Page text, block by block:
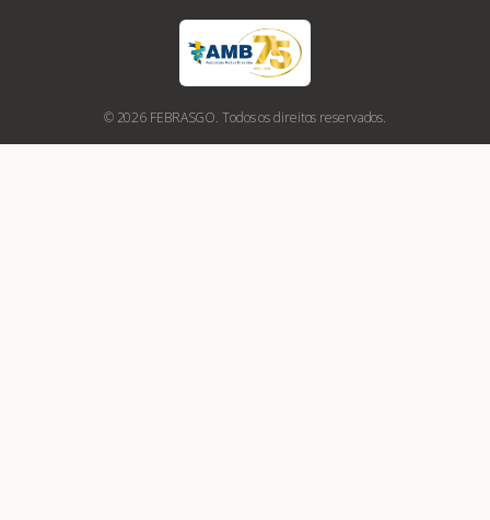
© 2026 FEBRASGO. Todos os direitos reservados.